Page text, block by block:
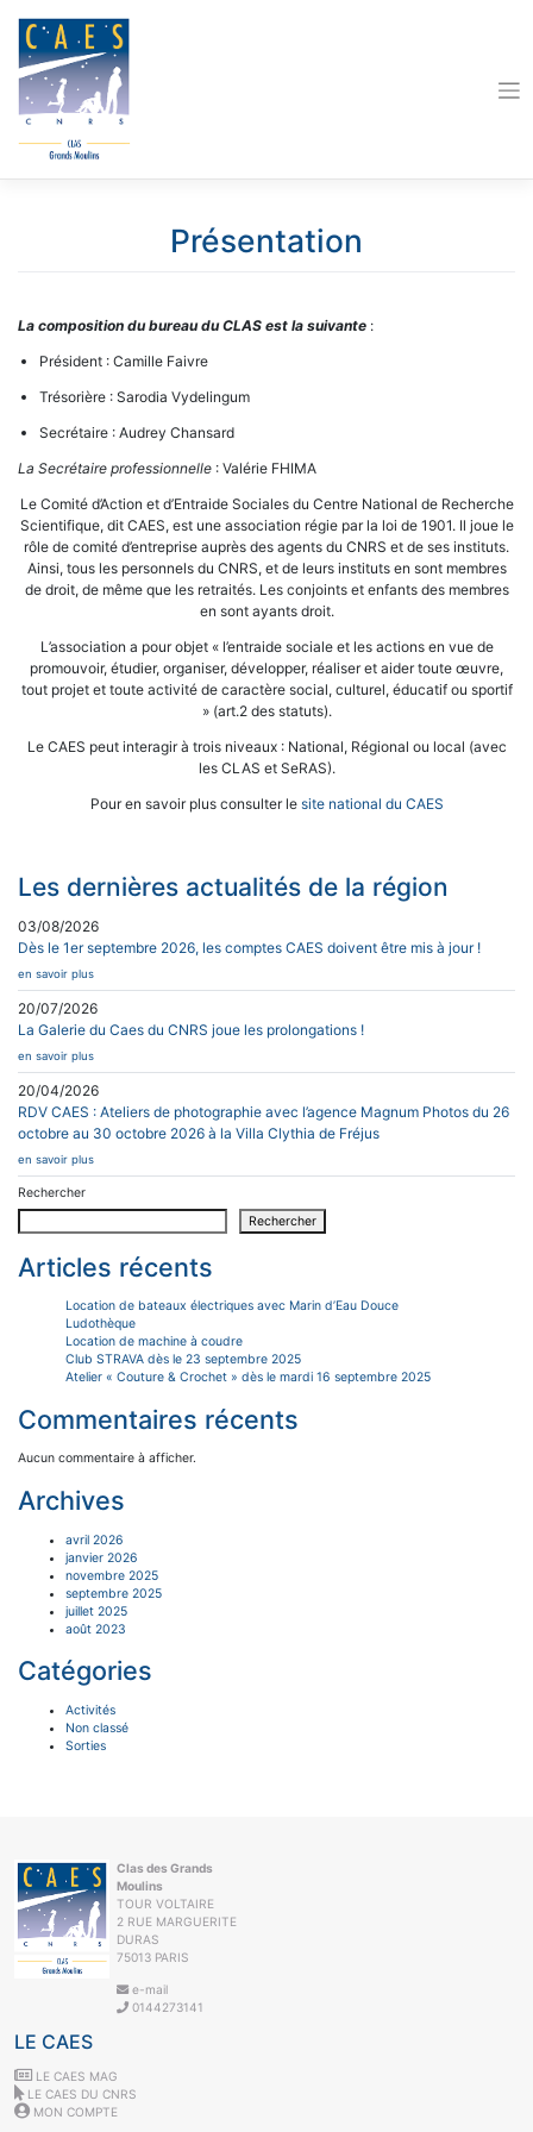
content
Présentation
La composition du bureau du CLAS est la suivante :
Président : Camille Faivre
Trésorière : Sarodia Vydelingum
Secrétaire : Audrey Chansard
La Secrétaire professionnelle : Valérie FHIMA
Le Comité d’Action et d’Entraide Sociales du Centre National de Recherche
Scientifique, dit CAES, est une association régie par la loi de 1901. Il joue le
rôle de comité d’entreprise auprès des agents du CNRS et de ses instituts.
Ainsi, tous les personnels du CNRS, et de leurs instituts en sont membres
de droit, de même que les retraités. Les conjoints et enfants des membres
en sont ayants droit.
L’association a pour objet « l’entraide sociale et les actions en vue de
promouvoir, étudier, organiser, développer, réaliser et aider toute œuvre,
tout projet et toute activité de caractère social, culturel, éducatif ou sportif
» (art.2 des statuts).
Le CAES peut interagir à trois niveaux : National, Régional ou local (avec
les CLAS et SeRAS).
Pour en savoir plus consulter le site national du CAES
Les dernières actualités de la région
03/08/2026
Dès le 1er septembre 2026, les comptes CAES doivent être mis à jour !
en savoir plus
20/07/2026
La Galerie du Caes du CNRS joue les prolongations !
en savoir plus
20/04/2026
RDV CAES : Ateliers de photographie avec l’agence Magnum Photos du 26
octobre au 30 octobre 2026 à la Villa Clythia de Fréjus
en savoir plus
Rechercher
Rechercher
Articles récents
Location de bateaux électriques avec Marin d’Eau Douce
Ludothèque
Location de machine à coudre
Club STRAVA dès le 23 septembre 2025
Atelier « Couture & Crochet » dès le mardi 16 septembre 2025
Commentaires récents
Aucun commentaire à afficher.
Archives
avril 2026
janvier 2026
novembre 2025
septembre 2025
juillet 2025
août 2023
Catégories
Activités
Non classé
Sorties
Clas des Grands
Moulins
TOUR VOLTAIRE
2 RUE MARGUERITE
DURAS
75013 PARIS
e-mail
0144273141
LE CAES
LE CAES MAG
LE CAES DU CNRS
MON COMPTE